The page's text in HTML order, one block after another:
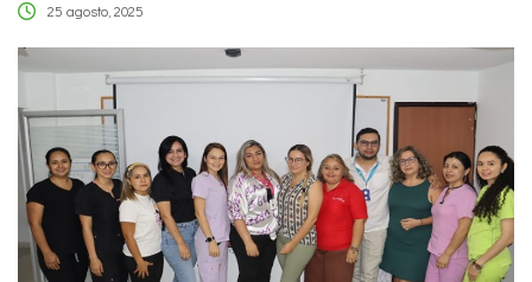
25 agosto, 2025